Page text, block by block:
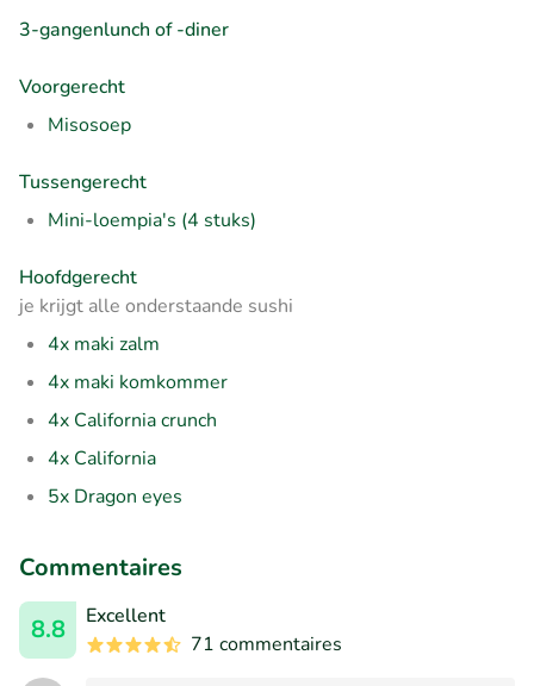
3-gangenlunch of -diner
Voorgerecht
Misosoep
Tussengerecht
Mini-loempia's (4 stuks)
Hoofdgerecht
je krijgt alle onderstaande sushi
4x maki zalm
4x maki komkommer
4x California crunch
4x California
5x Dragon eyes
Commentaires
8.8
Excellent
71 commentaires